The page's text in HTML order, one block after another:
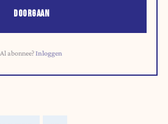
DOORGAAN
Al abonnee?Inloggen